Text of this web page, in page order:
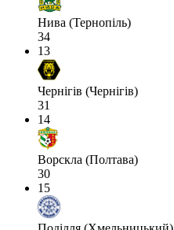
Нива (Тернопіль)
34
13
Чернігів (Чернігів)
31
14
Ворскла (Полтава)
30
15